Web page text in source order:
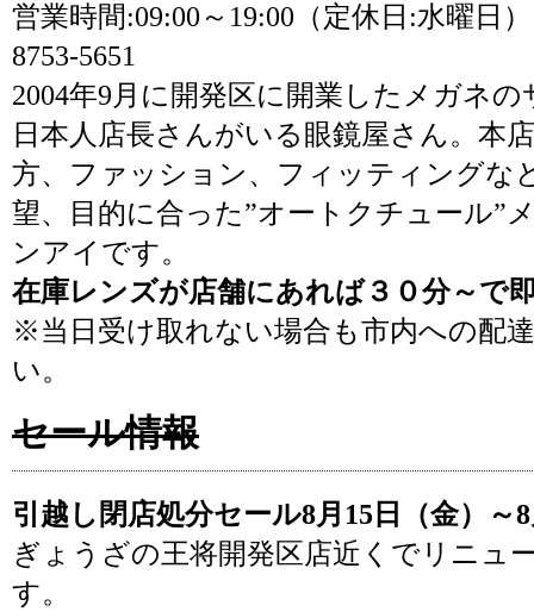
営業時間:09:00～19:00（定休日:水曜日）
8753-5651
2004年9月に開発区に開業したメガネ
日本人店長さんがいる眼鏡屋さん。本
方、ファッション、フィッティングな
望、目的に合った”オートクチュール”
ンアイです。
在庫レンズが店舗にあれば３０分～で
※当日受け取れない場合も市内への配
い。
セール情報
引越し閉店処分セール8月15日（金）～
ぎょうざの王将開発区店近くでリニュ
す。